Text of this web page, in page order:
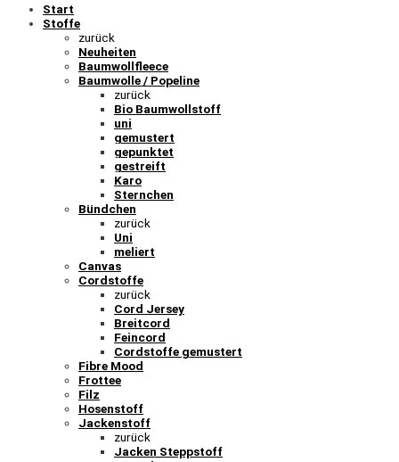
Start
Stoffe
zurück
Neuheiten
Baumwollfleece
Baumwolle / Popeline
zurück
Bio Baumwollstoff
uni
gemustert
gepunktet
gestreift
Karo
Sternchen
Bündchen
zurück
Uni
meliert
Canvas
Cordstoffe
zurück
Cord Jersey
Breitcord
Feincord
Cordstoffe gemustert
Fibre Mood
Frottee
Filz
Hosenstoff
Jackenstoff
zurück
Jacken Steppstoff